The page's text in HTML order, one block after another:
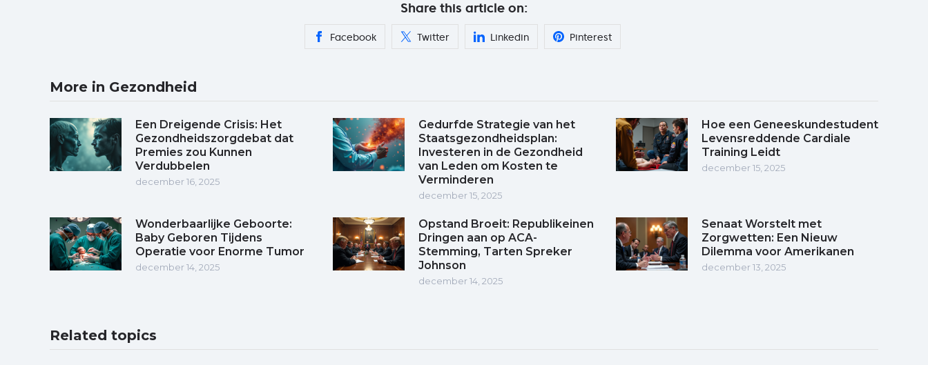
Share this article on:
Facebook Twitter Linkedin Pinterest
More in Gezondheid
Een Dreigende Crisis: Het
Gezondheidszorgdebat dat
Premies zou Kunnen
Verdubbelen
december 16, 2025
Gedurfde Strategie van het
Staatsgezondheidsplan:
Investeren in de Gezondheid
van Leden om Kosten te
Verminderen
december 15, 2025
Hoe een Geneeskundestudent
Levensreddende Cardiale
Training Leidt
december 15, 2025
Wonderbaarlijke Geboorte:
Baby Geboren Tijdens
Operatie voor Enorme Tumor
december 14, 2025
Opstand Broeit: Republikeinen
Dringen aan op ACA-
Stemming, Tarten Spreker
Johnson
december 14, 2025
Senaat Worstelt met
Zorgwetten: Een Nieuw
Dilemma voor Amerikanen
december 13, 2025
Related topics